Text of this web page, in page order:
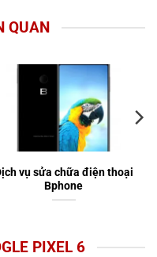
QUAN
vụ sửa chữa điện thoại
Bphone
PIXEL 6